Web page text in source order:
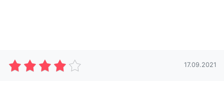
17.09.2021